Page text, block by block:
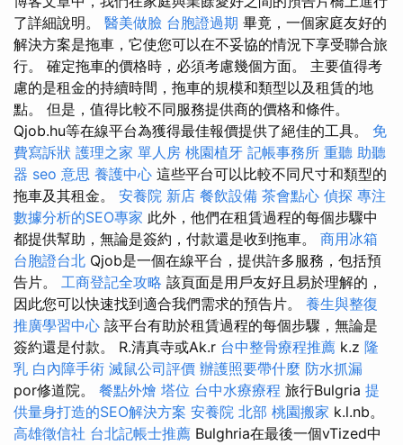
了詳細說明。 醫美做臉 台胞證過期 畢竟，一個家庭友好的
解決方案是拖車，它使您可以在不妥協的情況下享受聯合旅
行。 確定拖車的價格時，必須考慮幾個方面。 主要值得考
慮的是租金的持續時間，拖車的規模和類型以及租賃的地
點。 但是，值得比較不同服務提供商的價格和條件。
Qjob.hu等在線平台為獲得最佳報價提供了絕佳的工具。 免
費寫訴狀 護理之家 單人房 桃園植牙 記帳事務所 重聽 助聽
器 seo 意思 養護中心 這些平台可以比較不同尺寸和類型的
拖車及其租金。 安養院 新店 餐飲設備 茶會點心 偵探 專注
數據分析的SEO專家 此外，他們在租賃過程的每個步驟中
都提供幫助，無論是簽約，付款還是收到拖車。 商用冰箱
台胞證台北 Qjob是一個在線平台，提供許多服務，包括預
告片。 工商登記全攻略 該頁面是用戶友好且易於理解的，
因此您可以快速找到適合我們需求的預告片。 養生與整復
推廣學習中心 該平台有助於租賃過程的每個步驟，無論是
簽約還是付款。 R.清真寺或Ak.r 台中整骨療程推薦 k.z 隆
乳 白內障手術 滅鼠公司評價 辦護照要帶什麼 防水抓漏
por修道院。 餐點外燴 塔位 台中水療療程 旅行Bulgria 提
供量身打造的SEO解決方案 安養院 北部 桃園搬家 k.l.nb。
高雄徵信社 台北記帳士推薦 Bulghria在最後一個vTized中